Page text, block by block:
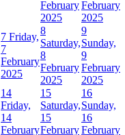
February
2025
February
2025
7 Friday,
7
February
2025
8
Saturday,
8
February
2025
9
Sunday,
9
February
2025
14
Friday,
14
February
15
Saturday,
15
February
16
Sunday,
16
February